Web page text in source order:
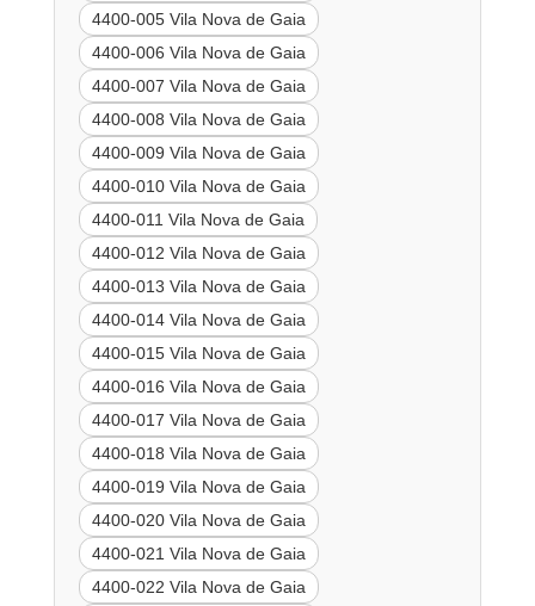
4400-005 Vila Nova de Gaia
4400-006 Vila Nova de Gaia
4400-007 Vila Nova de Gaia
4400-008 Vila Nova de Gaia
4400-009 Vila Nova de Gaia
4400-010 Vila Nova de Gaia
4400-011 Vila Nova de Gaia
4400-012 Vila Nova de Gaia
4400-013 Vila Nova de Gaia
4400-014 Vila Nova de Gaia
4400-015 Vila Nova de Gaia
4400-016 Vila Nova de Gaia
4400-017 Vila Nova de Gaia
4400-018 Vila Nova de Gaia
4400-019 Vila Nova de Gaia
4400-020 Vila Nova de Gaia
4400-021 Vila Nova de Gaia
4400-022 Vila Nova de Gaia